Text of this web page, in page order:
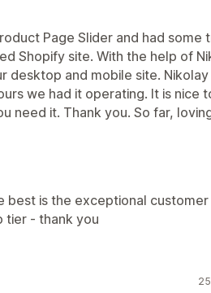
Page Slider and had some
Shopify site. With the help of
desktop and mobile site.
we had it operating. It is nice
need it. Thank you. So far,
best is the exceptional
tier - thank you